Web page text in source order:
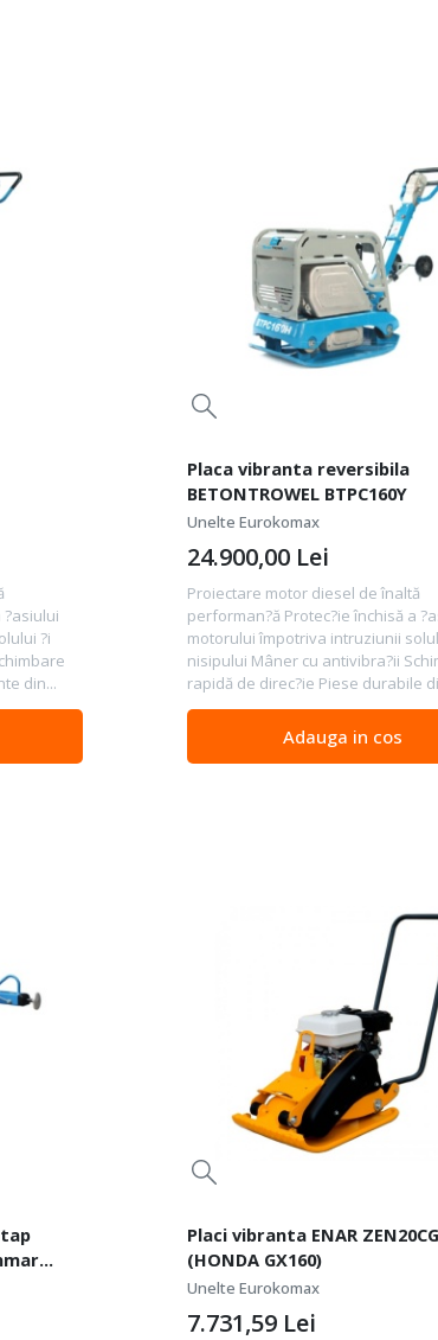
?asiului
?i
din...
Placa vibranta reversibila
BETONTROWEL BTPC160Y
Unelte Eurokomax
Proiectare motor diesel de înaltă
performan?ă Protec?ie închisă a
motorului împotriva intruziunii
nisipului Mâner cu antivibra?ii
rapidă de direc?ie Piese durabile
24.900,00 Lei
Adauga in cos
Placi vibranta ENAR
(HONDA GX160)
Unelte Eurokomax
7.731,59 Lei